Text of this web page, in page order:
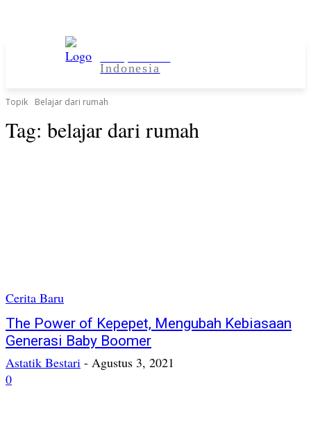
Indonesia
Topik Belajar dari rumah
Tag: belajar dari rumah
Cerita Baru
The Power of Kepepet, Mengubah Kebiasaan
Generasi Baby Boomer
Astatik Bestari - Agustus 3, 2021
0